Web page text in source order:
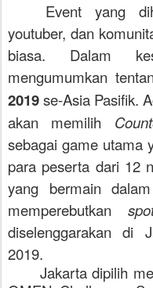
Event yang
youtuber, dan
biasa. Dalam
mengumumkan
2019se-Asia Pasifik.
akan memilih
sebagai game utama
para peserta dari 12
yang bermain
memperebutkan
diselenggarakan di
2019.
Jakarta dipilih